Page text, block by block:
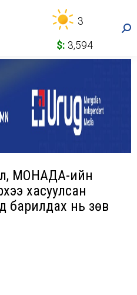
3
$: 3,594
МОНАДА-ийн
хасуулсан
барилдах нь зөв